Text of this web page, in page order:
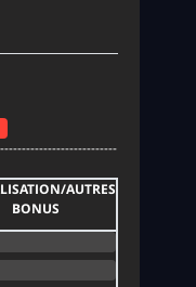
AUTRES
BONUS